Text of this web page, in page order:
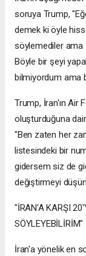
soruya Trump,
demek ki öyle
söylemediler ama
Böyle bir şeyi
bilmiyordum ama
Trump, İran'ın Air
oluşturduğuna
"Ben zaten her
listesindeki bir
gidersem siz de
değiştirmeyi
"İRAN'A KARŞI
SÖYLEYEBİLİRİM"
İran'a yönelik en